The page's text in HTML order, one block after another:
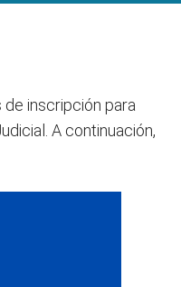
inscripción para
A continuación,